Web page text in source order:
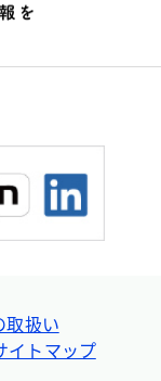
取扱い
イトマップ